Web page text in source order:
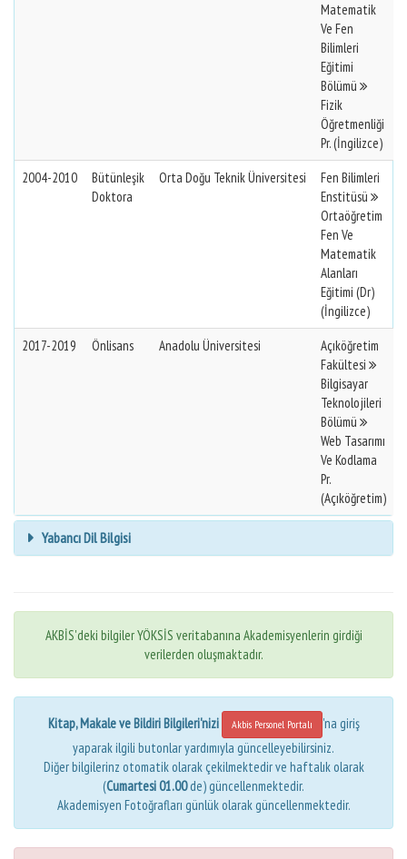
Matematik
Ve Fen
Bilimleri
Eğitimi
Bölümü
Fizik
Öğretmenliği
Pr. (İngilizce)
2004-2010
Bütünleşik
Doktora
Orta Doğu Teknik Üniversitesi
Fen Bilimleri
Enstitüsü
Ortaöğretim
Fen Ve
Matematik
Alanları
Eğitimi (Dr)
(İngilizce)
2017-2019
Önlisans Anadolu Üniversitesi
Açıköğretim
Fakültesi
Bilgisayar
Teknolojileri
Bölümü
Web Tasarımı
Ve Kodlama
Pr.
(Açıköğretim)
Yabancı Dil Bilgisi
AKBİS'deki bilgiler YÖKSİS veritabanına Akademisyenlerin girdiği
verilerden oluşmaktadır.
Kitap, Makale ve Bildiri Bilgileri'nizi Akbis Personel Portalı
'na giriş
yaparak ilgili butonlar yardımıyla güncelleyebilirsiniz.
Diğer bilgilerinz otomatik olarak çekilmektedir ve haftalık olarak
(Cumartesi 01.00de) güncellenmektedir.
Akademisyen Fotoğrafları günlük olarak güncellenmektedir.